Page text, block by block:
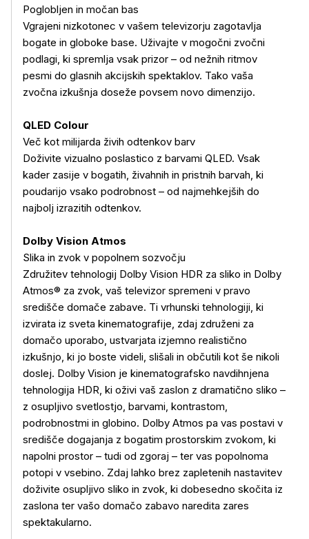
Poglobljen in močan bas
Vgrajeni nizkotonec v vašem televizorju zagotavlja
bogate in globoke base. Uživajte v mogočni zvočni
podlagi, ki spremlja vsak prizor – od nežnih ritmov
pesmi do glasnih akcijskih spektaklov. Tako vaša
zvočna izkušnja doseže povsem novo dimenzijo.
QLED Colour
Več kot milijarda živih odtenkov barv
Doživite vizualno poslastico z barvami QLED. Vsak
kader zasije v bogatih, živahnih in pristnih barvah, ki
poudarijo vsako podrobnost – od najmehkejših do
najbolj izrazitih odtenkov.
Dolby Vision Atmos
Slika in zvok v popolnem sozvočju
Združitev tehnologij Dolby Vision HDR za sliko in Dolby
Atmos® za zvok, vaš televizor spremeni v pravo
središče domače zabave. Ti vrhunski tehnologiji, ki
izvirata iz sveta kinematografije, zdaj združeni za
domačo uporabo, ustvarjata izjemno realistično
izkušnjo, ki jo boste videli, slišali in občutili kot še nikoli
doslej. Dolby Vision je kinematografsko navdihnjena
tehnologija HDR, ki oživi vaš zaslon z dramatično sliko –
z osupljivo svetlostjo, barvami, kontrastom,
podrobnostmi in globino. Dolby Atmos pa vas postavi v
središče dogajanja z bogatim prostorskim zvokom, ki
napolni prostor – tudi od zgoraj – ter vas popolnoma
potopi v vsebino. Zdaj lahko brez zapletenih nastavitev
doživite osupljivo sliko in zvok, ki dobesedno skočita iz
zaslona ter vašo domačo zabavo naredita zares
spektakularno.